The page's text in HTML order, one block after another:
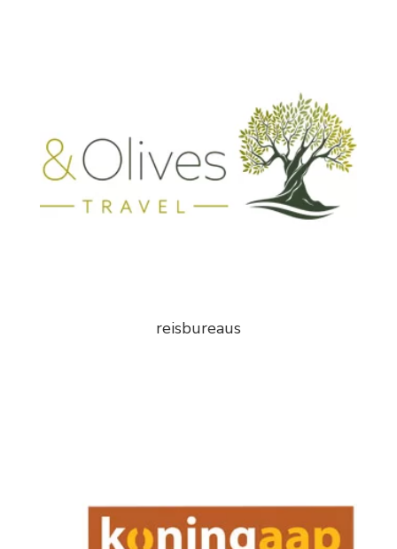
reisbureaus